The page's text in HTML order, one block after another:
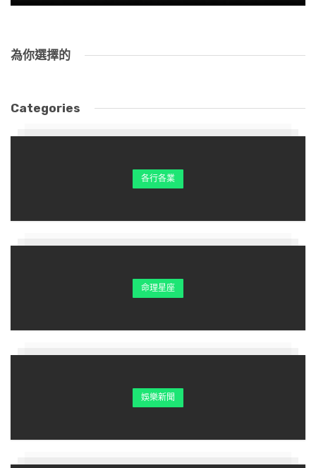
為你選擇的
Categories
各行各業
命理星座
娛樂新聞